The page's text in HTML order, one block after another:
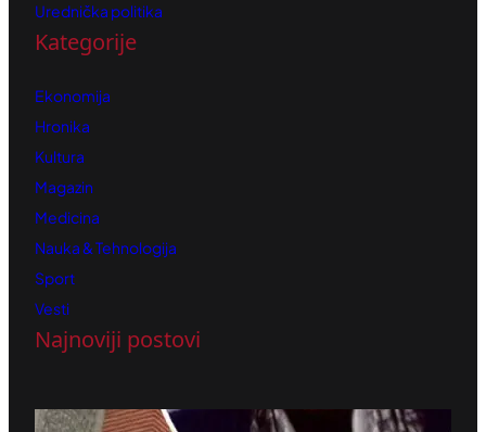
Urednička politika
Kategorije
Ekonomija
Hronika
Kultura
Magazin
Medicina
Nauka & Tehnologija
Sport
Vesti
Najnoviji postovi